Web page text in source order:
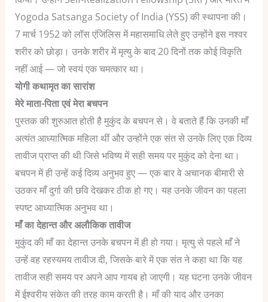
Yogoda Satsanga Society of India (YSS) की स्थापना की।
7 मार्च 1952 को लॉस एंजिलिस में महासमाधि लेते हुए उन्होंने इस नश्वर
शरीर को छोड़ा। उनके शरीर में मृत्यु के बाद 20 दिनों तक कोई विकृति
नहीं आई — जो स्वयं एक चमत्कार था।
योगी कथामृत का सारांश
मेरे माता-पिता एवं मेरा बचपन
पुस्तक की शुरुआत होती है मुकुंद के बचपन से। वे बताते हैं कि उनकी माँ
अत्यंत आध्यात्मिक महिला थीं और उन्होंने एक संत से उनके लिए एक दिव्य
तावीज प्राप्त की थी जिसे भविष्य में सही समय पर मुकुंद को देना था।
बचपन में ही उन्हें कई दिव्य अनुभव हुए — एक बार वे अचानक बीमारी से
उठकर माँ दुर्गा की छवि देखकर ठीक हो गए। यह उनके जीवन का पहला
स्पष्ट आध्यात्मिक अनुभव था।
माँ का देहान्त और अलौकिक तावीज
मुकुंद की माँ का देहान्त उनके बचपन में ही हो गया। मृत्यु से पहले माँ ने
उन्हें वह रहस्यमय तावीज दी, जिसके बारे में एक संत ने कहा था कि यह
तावीज सही समय पर अपने आप गायब हो जाएगी। यह घटना उनके जीवन
में ईश्वरीय संकेत की तरह काम करती है। माँ की याद और उनका